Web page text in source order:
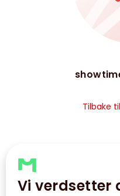
Vi
Tilbake